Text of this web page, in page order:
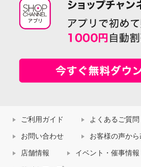
ご利用ガイド よくあるご質問
お問い合わせ お客様の声か
店舗情報 イベント・催事情報